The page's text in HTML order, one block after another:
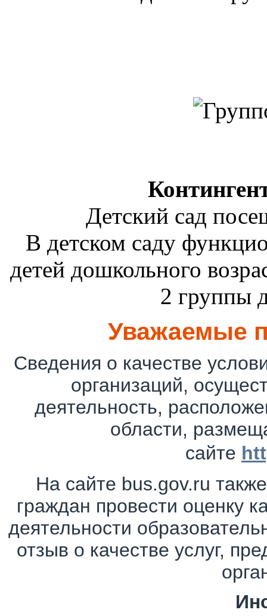
Детский сад
В детском саду
детей дошкольного
2 группы
Уважаемые
Сведения о качестве
организаций,
деятельность,
области,
сайте
На сайте bus.gov.ru
граждан провести оценку
деятельности
отзыв о качестве услуг,